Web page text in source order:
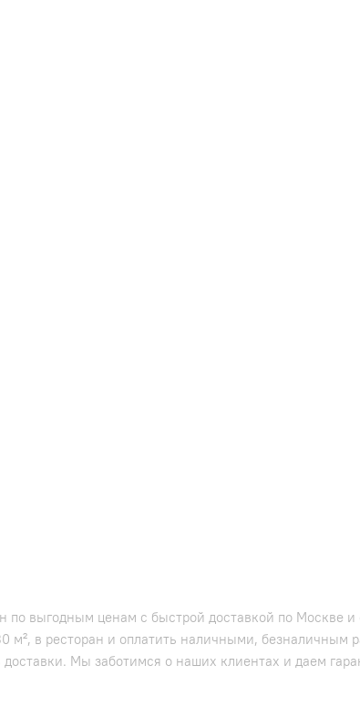
выгодным ценам с быстрой доставкой по Москве
в ресторан и оплатить наличными, безналичным
Мы заботимся о наших клиентах и даем